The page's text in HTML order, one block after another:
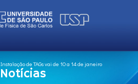
Instalação de TAGs vai de 10 a 14 de janeiro
Notícias